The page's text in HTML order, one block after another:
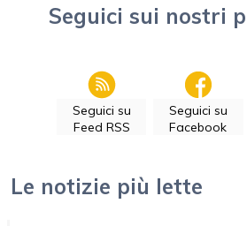
Seguici sui nostri
Seguici su
Feed RSS
Seguici su
Facebook
Le notizie più lette